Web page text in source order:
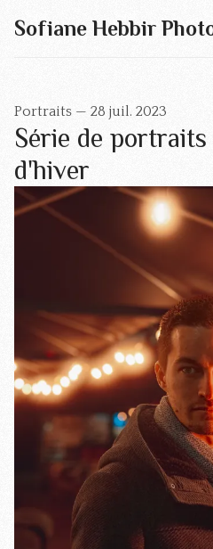
Sofiane Hebbir
Portraits — 28 juil. 2023
Série de
d'hiver